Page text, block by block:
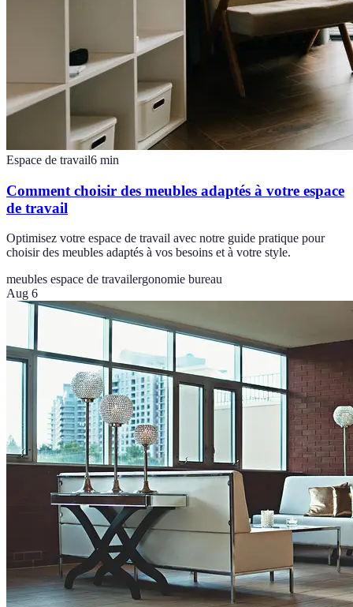
Espace de travail6 min
Comment choisir des meubles adaptés à votre espace
de travail
Optimisez votre espace de travail avec notre guide pratique pour
choisir des meubles adaptés à vos besoins et à votre style.
meubles espace de travailergonomie bureau
Aug 6